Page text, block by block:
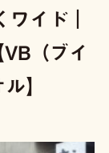
イド｜
（ブイ
】